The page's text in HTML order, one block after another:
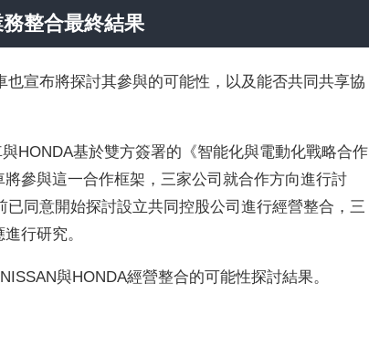
整合最終結果
宣布將探討其參與的可能性，以及能否共同共享協
HONDA基於雙方簽署的《智能化與電動化戰略合作
參與這一合作框架，三家公司就合作方向進行討
同意開始探討設立共同控股公司進行經營整合，三
行研究。
與HONDA經營整合的可能性探討結果。